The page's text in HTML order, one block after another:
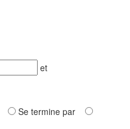
et
Se termine par